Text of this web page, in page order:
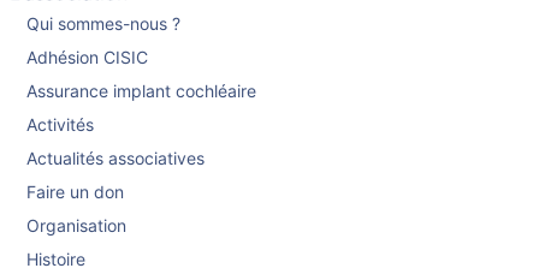
Qui sommes-nous ?
Adhésion CISIC
Assurance implant cochléaire
Activités
Actualités associatives
Faire un don
Organisation
Histoire